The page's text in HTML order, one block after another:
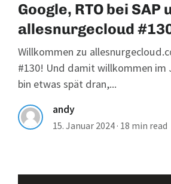
Google, RTO bei SAP
allesnurgecloud
Willkommen zu
#130! Und damit willkommen im
bin etwas spät dran,...
andy
15. Januar 2024 · 18 min read